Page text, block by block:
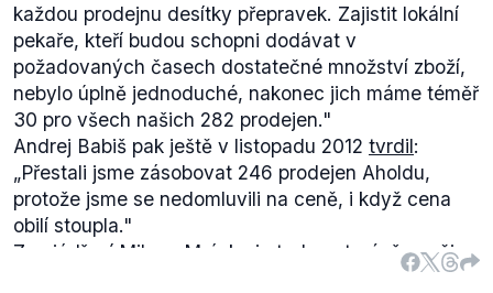
každou prodejnu desítky přepravek. Zajistit lokální
pekaře, kteří budou schopni dodávat v
požadovaných časech dostatečné množství zboží,
nebylo úplně jednoduché, nakonec jich máme téměř
30 pro všech našich 282 prodejen."
Andrej Babiš pak ještě v listopadu 2012 tvrdil:
„Přestali jsme zásobovat 246 prodejen Aholdu,
protože jsme se nedomluvili na ceně, i když cena
obilí stoupla."
Z vyjádření Milana Mrázka je tedy patrné, že pečivo
pro Albert nově začalo dodávat nikoliv 35, ale